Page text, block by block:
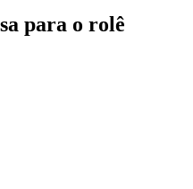
para o rolê